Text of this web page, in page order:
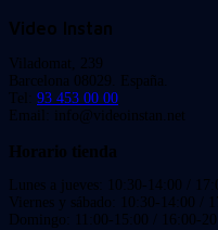
Video Instan
Viladomat, 239
Barcelona 08029. España.
Tel: 93 453 00 00
Email: info@videoinstan.net
Horario tienda
Lunes a jueves: 10:30-14:00 /
Viernes y sábado: 10:30-14:00 /
Domingo: 11:00-15:00 / 16:00-